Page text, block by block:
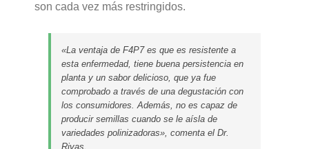
son cada vez más restringidos.
«La ventaja de F4P7 es que es resistente a
esta enfermedad, tiene buena persistencia en
planta y un sabor delicioso, que ya fue
comprobado a través de una degustación con
los consumidores. Además, no es capaz de
producir semillas cuando se le aísla de
variedades polinizadoras», comenta el Dr.
Rivas.